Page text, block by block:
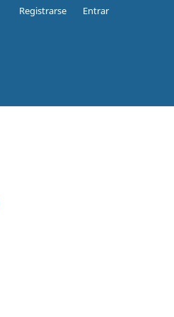
Registrarse Entrar